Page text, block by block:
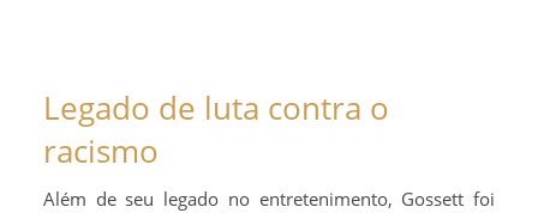
Legado de luta contra o
racismo
Além de seu legado no entretenimento, Gossett foi